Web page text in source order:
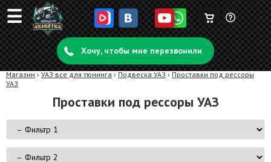
☰ Задать
вопрос
Корзина
пуста
Хочу, чтобы мне перезвонили
Магазин › УАЗ все для тюнинга › Подвеска УАЗ › Проставки под рессоры
УАЗ
Проставки под рессоры УАЗ